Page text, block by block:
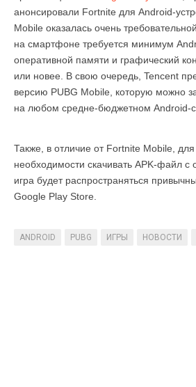
анонсировали Fortnite для Android-
Mobile оказалась очень
на смартфоне требуется минимум
оперативной памяти и графический
или новее. В свою очередь, Tencent
версию PUBG Mobile, которую можно
на любом средне-бюджетном Android-
Также, в отличие от Fortnite Mobile,
необходимости скачивать APK-файл с
игра будет распространяться
Google Play Store.
ANDROID PUBG ИГРЫ НОВОСТИ